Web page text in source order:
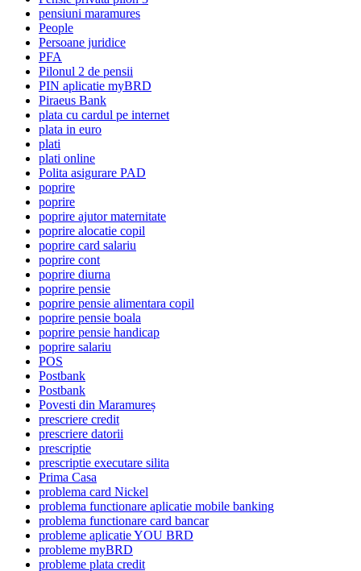
pensiuni maramures
People
Persoane juridice
PFA
Pilonul 2 de pensii
PIN aplicatie myBRD
Piraeus Bank
plata cu cardul pe internet
plata in euro
plati
plati online
Polita asigurare PAD
poprire
poprire
poprire ajutor maternitate
poprire alocatie copil
poprire card salariu
poprire cont
poprire diurna
poprire pensie
poprire pensie alimentara copil
poprire pensie boala
poprire pensie handicap
poprire salariu
POS
Postbank
Postbank
Povesti din Maramureș
prescriere credit
prescriere datorii
prescriptie
prescriptie executare silita
Prima Casa
problema card Nickel
problema functionare aplicatie mobile banking
problema functionare card bancar
probleme aplicatie YOU BRD
probleme myBRD
probleme plata credit